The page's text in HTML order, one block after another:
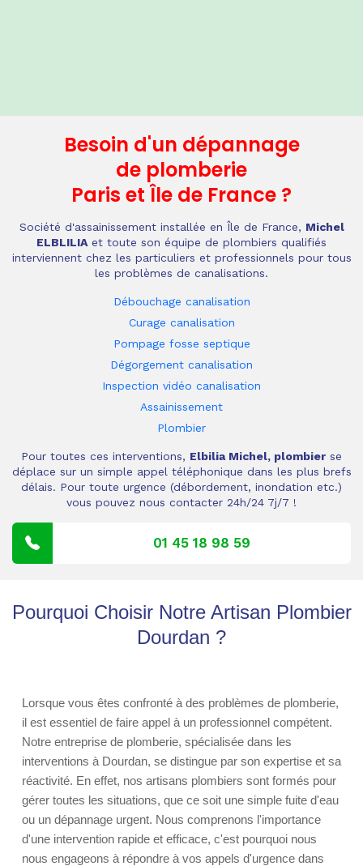
Besoin d'un dépannage
de plomberie
Paris et Île de France ?
Société d'assainissement installée en Île de France, Michel
ELBLILIA et toute son équipe de plombiers qualifiés
interviennent chez les particuliers et professionnels pour tous
les problèmes de canalisations.
Débouchage canalisation
Curage canalisation
Pompage fosse septique
Dégorgement canalisation
Inspection vidéo canalisation
Assainissement
Plombier
Pour toutes ces interventions, Elbilia Michel, plombier se
déplace sur un simple appel téléphonique dans les plus brefs
délais. Pour toute urgence (débordement, inondation etc.)
vous pouvez nous contacter 24h/24 7j/7 !
01 45 18 98 59
Pourquoi Choisir Notre Artisan Plombier
Dourdan ?
Lorsque vous êtes confronté à des problèmes de plomberie,
il est essentiel de faire appel à un professionnel compétent.
Notre entreprise de plomberie, spécialisée dans les
interventions à Dourdan, se distingue par son expertise et sa
réactivité. En effet, nos artisans plombiers sont formés pour
gérer toutes les situations, que ce soit une simple fuite d'eau
ou un dépannage urgent. Nous comprenons l'importance
d'une intervention rapide et efficace, c'est pourquoi nous
nous engageons à répondre à vos appels d'urgence dans